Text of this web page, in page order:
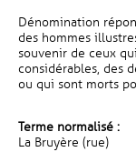
Dénomination
des hommes
souvenir de ceux
considérables, des
ou qui sont morts
Terme normalisé :
La Bruyère (rue)